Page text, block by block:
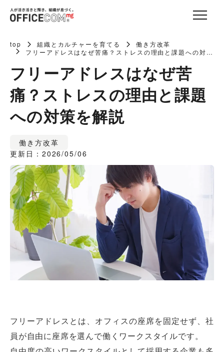
top 組織とカルチャーを育てる
働き方改革
フリーアドレスはなぜ苦痛？ストレスの理由と課題への対策
フリーアドレスはなぜ苦
痛？ストレスの理由と課題
への対策を解説
働き方改革
更新日：2026/05/06
フリーアドレスとは、オフィスの座席を固定せず、社
員が自由に座席を選んで働くワークスタイルです。